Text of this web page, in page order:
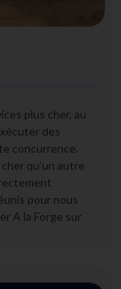
plus cher, au
des
concurrence.
qu’un autre
pour nous
A la Forge sur